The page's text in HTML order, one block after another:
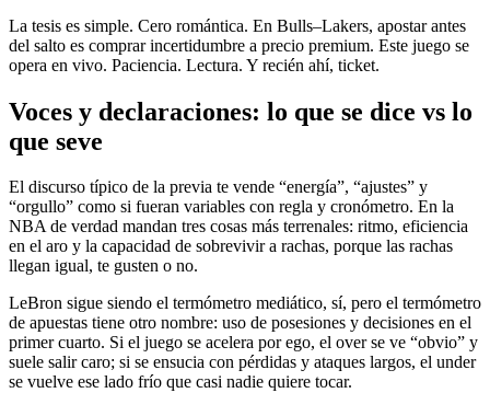
La tesis es simple. Cero romántica. En Bulls–Lakers, apostar antes
del salto es comprar incertidumbre a precio premium. Este juego se
opera en vivo. Paciencia. Lectura. Y recién ahí, ticket.
Voces y declaraciones: lo que se dice vs lo
que seve
El discurso típico de la previa te vende “energía”, “ajustes” y
“orgullo” como si fueran variables con regla y cronómetro. En la
NBA de verdad mandan tres cosas más terrenales: ritmo, eficiencia
en el aro y la capacidad de sobrevivir a rachas, porque las rachas
llegan igual, te gusten o no.
LeBron sigue siendo el termómetro mediático, sí, pero el termómetro
de apuestas tiene otro nombre: uso de posesiones y decisiones en el
primer cuarto. Si el juego se acelera por ego, el over se ve “obvio” y
suele salir caro; si se ensucia con pérdidas y ataques largos, el under
se vuelve ese lado frío que casi nadie quiere tocar.